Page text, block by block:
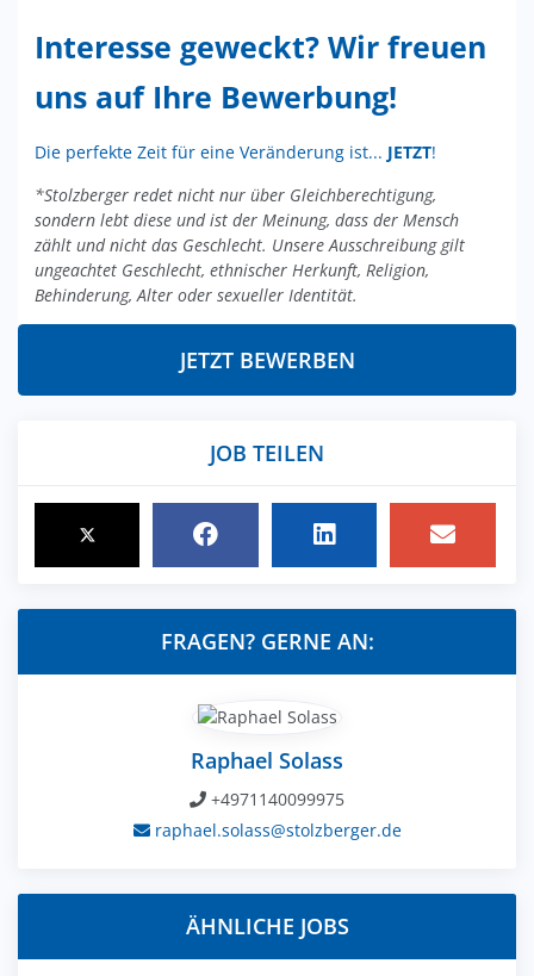
Interesse geweckt? Wir freuen
uns auf Ihre Bewerbung!
Die perfekte Zeit für eine Veränderung ist... JETZT!
*Stolzberger redet nicht nur über Gleichberechtigung,
sondern lebt diese und ist der Meinung, dass der Mensch
zählt und nicht das Geschlecht. Unsere Ausschreibung gilt
ungeachtet Geschlecht, ethnischer Herkunft, Religion,
Behinderung, Alter oder sexueller Identität.
JETZT BEWERBEN
JOB TEILEN
FRAGEN? GERNE AN:
Raphael Solass
+4971140099975
raphael.solass@stolzberger.de
ÄHNLICHE JOBS